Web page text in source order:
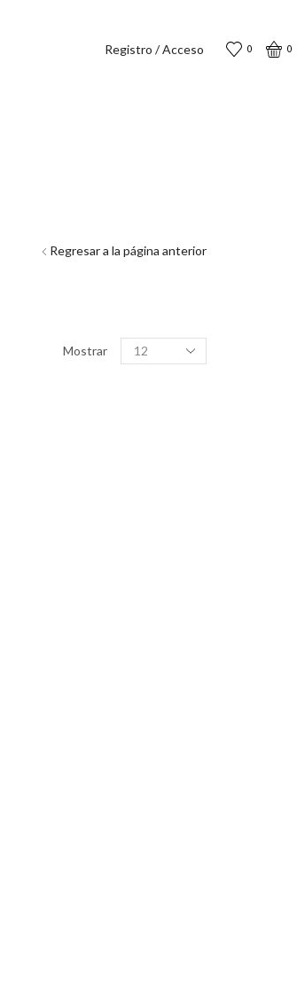
Registro / Acceso 0 0
Regresar a la página anterior
Mostrar
Productos
por